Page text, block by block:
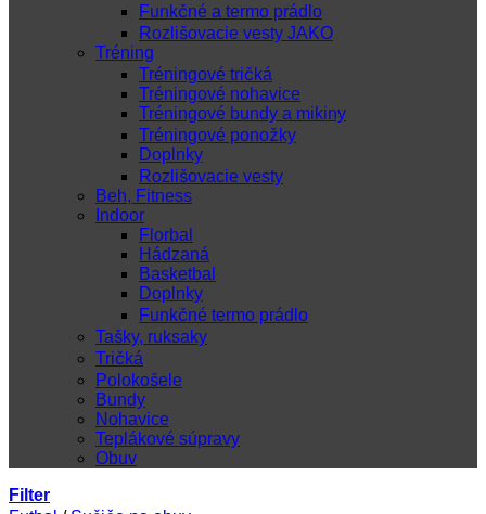
Funkčné a termo prádlo
Rozlišovacie vesty JAKO
Tréning
Tréningové tričká
Tréningové nohavice
Tréningové bundy a mikiny
Tréningové ponožky
Doplnky
Rozlišovacie vesty
Beh, Fitness
Indoor
Florbal
Hádzaná
Basketbal
Doplnky
Funkčné termo prádlo
Tašky, ruksaky
Tričká
Polokošele
Bundy
Nohavice
Teplákové súpravy
Obuv
Filter